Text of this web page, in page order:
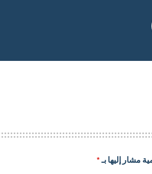
مشار إليها بـ*